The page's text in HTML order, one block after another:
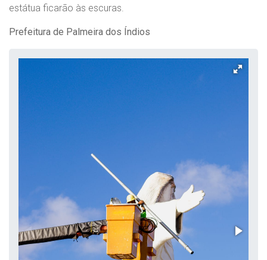
estátua ficarão às escuras.
Prefeitura de Palmeira dos Índios